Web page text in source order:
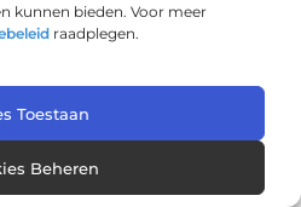
kunnen bieden. Voor meer
raadplegen.
Toestaan
Beheren
winnen de laatste
Deze alternatieve
voordelen, zoals een